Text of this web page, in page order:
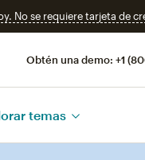
No se requiere tarjeta de
Obtén una demo: +1
temas